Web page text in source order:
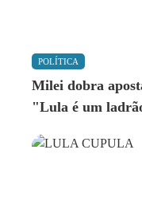
POLÍTICA
Milei dobra
"Lula é um